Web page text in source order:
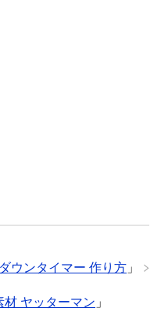
ウンタイマー 作り方 」
材 ヤッターマン 」